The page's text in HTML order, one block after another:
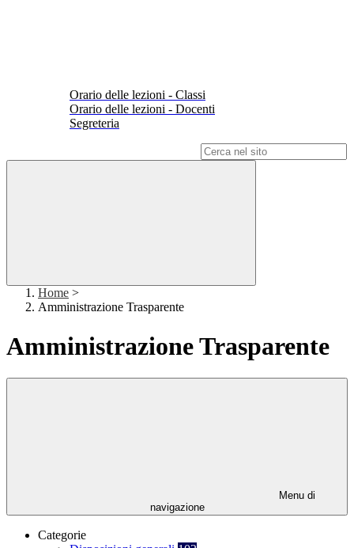
Orario delle lezioni - Classi
Orario delle lezioni - Docenti
Segreteria
Home >
Amministrazione Trasparente
Amministrazione Trasparente
Menu di
navigazione
Categorie